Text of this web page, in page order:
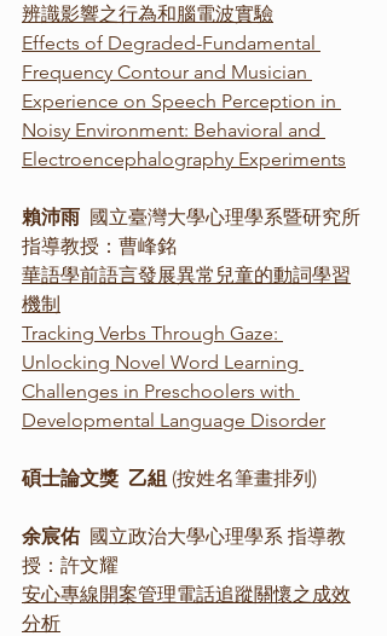
辨識影響之行為和腦電波實驗
Effects of Degraded-Fundamental
Frequency Contour and Musician
Experience on Speech Perception in
Noisy Environment: Behavioral and
Electroencephalography Experiments
賴沛雨 國立臺灣大學心理學系暨研究所
指導教授：曹峰銘
華語學前語言發展異常兒童的動詞學習
機制
Tracking Verbs Through Gaze:
Unlocking Novel Word Learning
Challenges in Preschoolers with
Developmental Language Disorder
碩士論文獎  乙組 (按姓名筆畫排列)
余宸佑
  國立政治大學心理學系 指導教
授：許文耀
安心專線開案管理電話追蹤關懷之成效
分析